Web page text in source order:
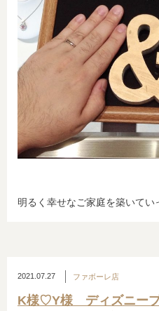
明るく幸せなご家庭を築いてい
2021.07.27 ファボーレ店
K様♡Y様 ディズニープ